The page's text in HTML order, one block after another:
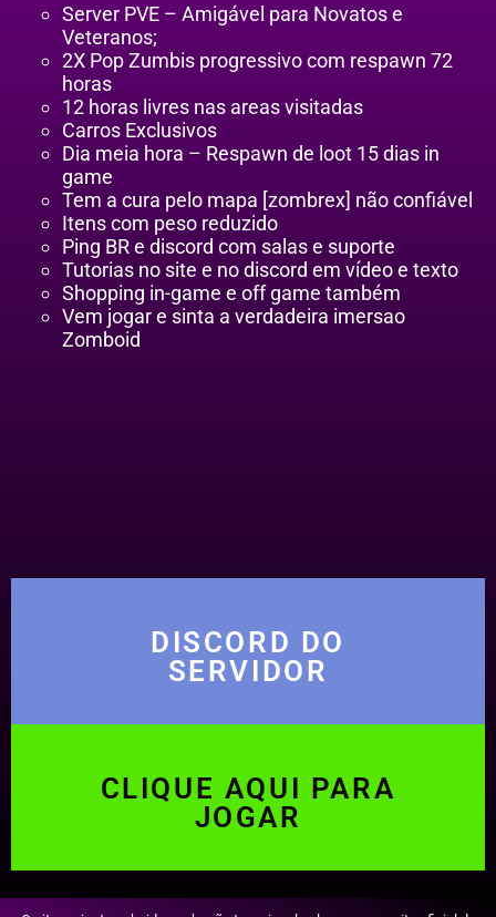
Server PVE – Amigável para Novatos e
Veteranos;
2X Pop Zumbis progressivo com respawn 72
horas
12 horas livres nas areas visitadas
Carros Exclusivos
Dia meia hora – Respawn de loot 15 dias in
game
Tem a cura pelo mapa [zombrex] não confiável
Itens com peso reduzido
Ping BR e discord com salas e suporte
Tutorias no site e no discord em vídeo e texto
Shopping in-game e off game também
Vem jogar e sinta a verdadeira imersao
Zomboid
DISCORD DO
SERVIDOR
CLIQUE AQUI PARA
JOGAR